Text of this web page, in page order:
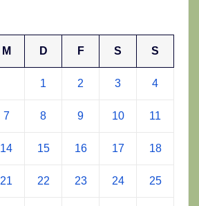
M D F S S
1 2 3 4
7 8 9 10 11
14 15 16 17 18
21 22 23 24 25